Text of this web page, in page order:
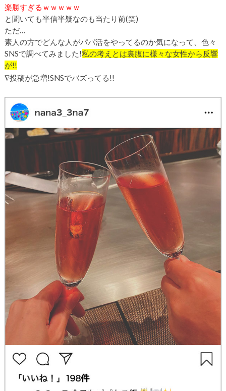
楽勝すぎるｗｗｗｗｗ
と聞いても半信半疑なのも当たり前(笑)
ただ…
素人の方でどんな人がパパ活をやってるのか気になって、色々
SNSで調べてみました!私の考えとは裏腹に様々な女性から反響
が!!
∇投稿が急増!SNSでバズってる!!